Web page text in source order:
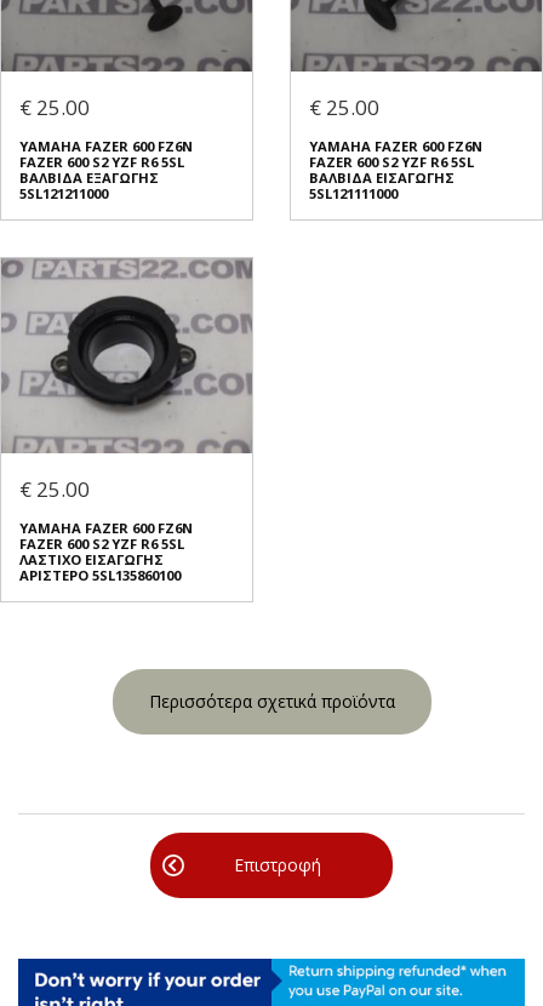
€ 25.00
YAMAHA FAZER 600 FZ6N
FAZER 600 S2 YZF R6 5SL
ΒΑΛΒΙΔΑ ΕΞΑΓΩΓΗΣ
5SL121211000
€ 25.00
YAMAHA FAZER 600 FZ6N
FAZER 600 S2 YZF R6 5SL
ΒΑΛΒΙΔΑ ΕΙΣΑΓΩΓΗΣ
5SL121111000
€ 25.00
YAMAHA FAZER 600 FZ6N
FAZER 600 S2 YZF R6 5SL
ΛΑΣΤΙΧΟ ΕΙΣΑΓΩΓΗΣ
ΑΡΙΣΤΕΡΟ 5SL135860100
Περισσότερα σχετικά προϊόντα
Επιστροφή